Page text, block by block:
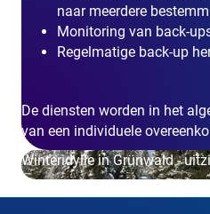
naar meerdere
Monitoring van back-
Regelmatige back-up
De diensten worden in het
van een individuele
Winteridylle in Grünwald -